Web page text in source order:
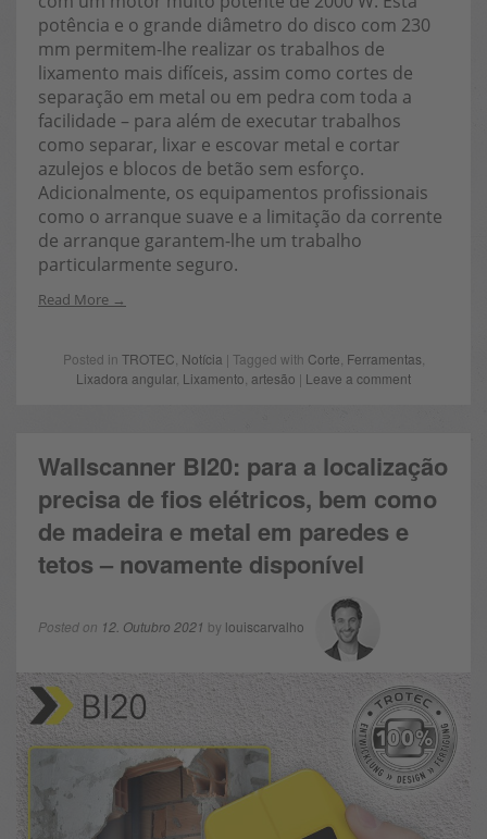
potência e o grande diâmetro do disco com 230
mm permitem-lhe realizar os trabalhos de
lixamento mais difíceis, assim como cortes de
separação em metal ou em pedra com toda a
facilidade – para além de executar trabalhos
como separar, lixar e escovar metal e cortar
azulejos e blocos de betão sem esforço.
Adicionalmente, os equipamentos profissionais
como o arranque suave e a limitação da corrente
de arranque garantem-lhe um trabalho
particularmente seguro.
Read More
Posted in TROTEC Notícia | Tagged with Corte Ferramentas
Lixadora angular, Lixamento artesão | Leave a comment
Wallscanner BI20: para a localização
precisa de fios elétricos, bem como
de madeira e metal em paredes e
tetos – novamente disponível
Posted on 12. Outubro 2021 by louiscarvalho